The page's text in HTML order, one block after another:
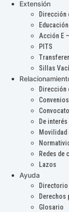
Extensión
Dirección
Acción E
PITS
Sillas
Dirección
Convenios
De interés
Movilidad
Redes de
Lazos
Ayuda
Directorio
Derechos
Glosario